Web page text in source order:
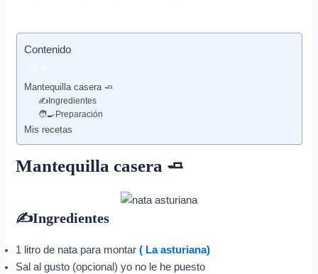
Contenido
Mantequilla casera 🧈
✍️Ingredientes
🧑‍🍳Preparación
Mis recetas
Mantequilla casera 🧈
✍️Ingredientes
1 litro de nata para montar( La asturiana)
Sal al gusto (opcional) yo no le he puesto